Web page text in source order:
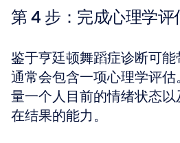
第 4 步：完成心理学评
鉴于亨廷顿舞蹈症诊断可能
通常会包含一项心理学评
量一个人目前的情绪状态
在结果的能力。